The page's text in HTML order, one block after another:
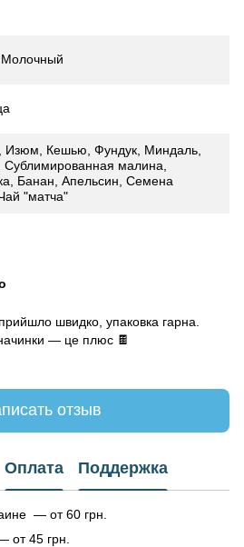
Изюм, Кешью, Фундук, Миндаль,
Сублимированная малина,
Банан, Апельсин, Семена
"матча"
швидко, упаковка гарна.
— це плюс 🍫
отзыв
Оплата Поддержка
— от 60 грн.
от 45 грн.